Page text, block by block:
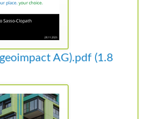
AG).pdf (1.8